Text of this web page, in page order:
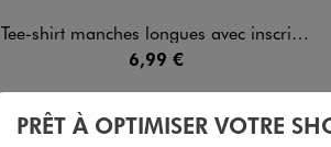
Tee-shirt manches longues avec inscription sport brodée bébé garçon
6,99 €
PRÊT À OPTIMISER VOTRE